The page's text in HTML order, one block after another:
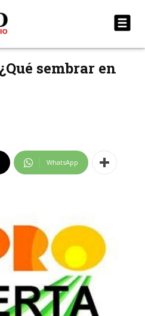
sembrar en
WhatsApp